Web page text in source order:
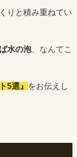
りと積み重ねてい
水の泡、なんてこ
5選』
をお伝えし